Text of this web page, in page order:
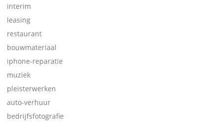
interim
leasing
restaurant
bouwmateriaal
iphone-reparatie
muziek
pleisterwerken
auto-verhuur
bedrijfsfotografie